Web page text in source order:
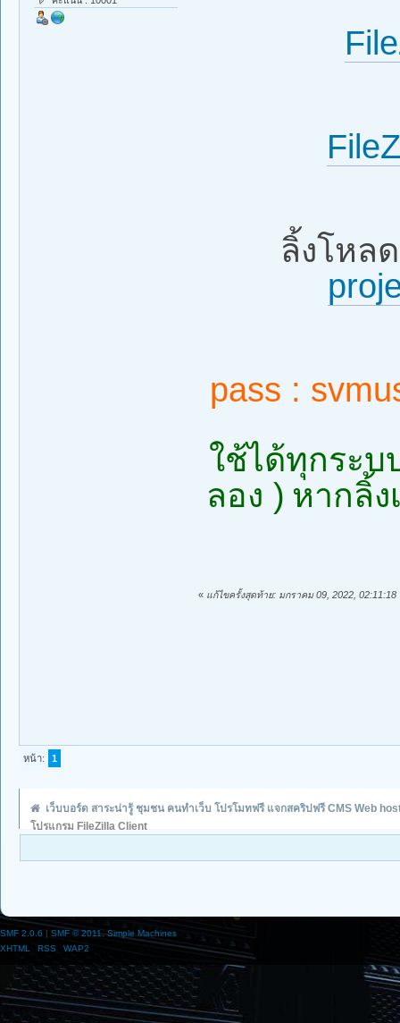
ลิ้งโหล
pass :
ใช้ได้ทุกระบ
ลอง ) หากลิ้ง
« แก้ไขครั้งสุดท้าย: มกราคม 09, 2022, 02:11:18
หน้า: 1
เว็บบอร์ด สาระน่ารู้ ชุมชน คนทำเว็บ โปรโมทฟรี แจกสคริปฟรี CMS Web
โปรแกรม FileZilla Client
SMF 2.0.6 | SMF © 2011, Simple Machines
XHTML
RSS WAP2